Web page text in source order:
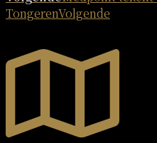
TongerenVolgende